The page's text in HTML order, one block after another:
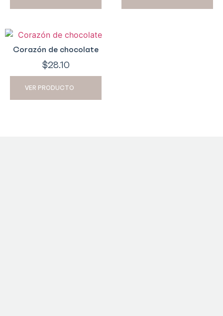
Corazón de chocolate
$28.10
VER PRODUCTO